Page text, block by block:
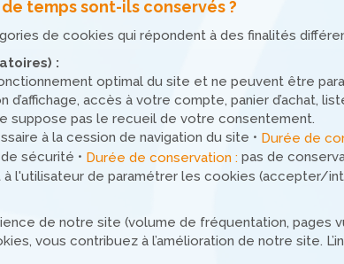
temps sont-ils conservés ?
de cookies qui répondent à des finalités
:
optimal du site et ne peuvent être
accès à votre compte, panier d’achat,
suppose pas le recueil de votre consentement.
à la cession de navigation du site • Durée de
sécurité • Durée de conservation : pas de
à l'utilisateur de paramétrer les cookies (accepter/
de notre site (volume de fréquentation, pages
vous contribuez à l’amélioration de notre site.